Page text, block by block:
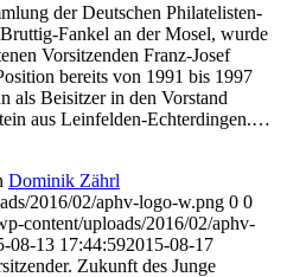
der Deutschen Philatelisten-
Fankel an der Mosel, wurde
Vorsitzenden Franz-Josef
bereits von 1991 bis 1997
als Beisitzer in den Vorstand
aus Leinfelden-Echterdingen.…
Dominik Zährl
2016/02/aphv-logo-w.png 0 0
content/uploads/2016/02/aphv-
08-13 17:44:592015-08-17
Zukunft des Junge